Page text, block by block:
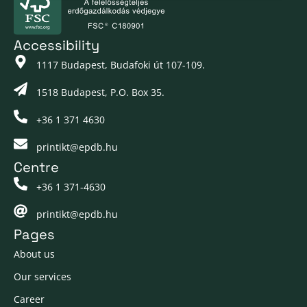
Accessibility
1117 Budapest, Budafoki út 107-109.
1518 Budapest, P.O. Box 35.
+36 1 371 4630
printikt@epdb.hu
Centre
+36 1 371-4630
printikt@epdb.hu
Pages
About us
Our services
Career